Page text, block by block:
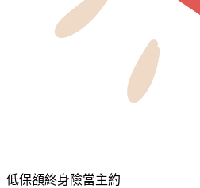
低保額終身險當主約